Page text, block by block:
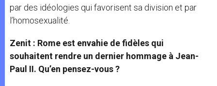
par des idéologies qui favorisent sa division et par
l’homosexualité.
Zenit : Rome est envahie de fidèles qui
souhaitent rendre un dernier hommage à Jean-
Paul II. Qu’en pensez-vous ?